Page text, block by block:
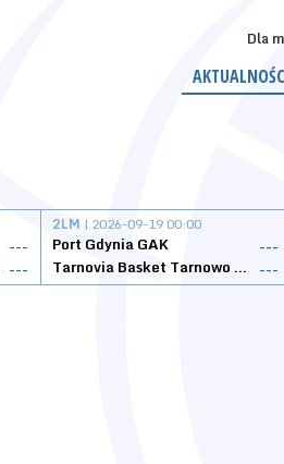
Dla
---
---
2LM | 2026-09-19 00:00
Port Gdynia GAK
---
Tarnovia Basket Tarnowo Podgórne ---